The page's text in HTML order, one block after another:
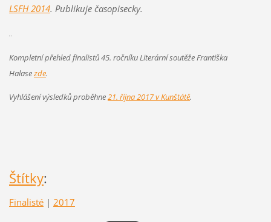
LSFH 2014. Publikuje časopisecky.
..
Kompletní přehled finalistů 45. ročníku Literární soutěže Františka
Halasezde.
Vyhlášení výsledků proběhne21. října 2017 v Kunštátě.
Štítky:
Finalisté | 2017